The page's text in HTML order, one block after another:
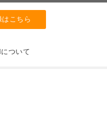
こちら
ついて